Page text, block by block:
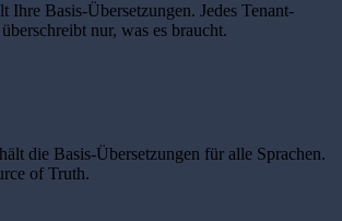
Ihre Basis-Übersetzungen. Jedes Tenant-
nur, was es braucht.
die Basis-Übersetzungen für alle Sprachen.
of Truth.